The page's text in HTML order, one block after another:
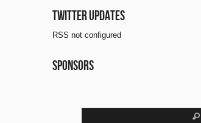
Twitter updates
RSS not configured
Sponsors